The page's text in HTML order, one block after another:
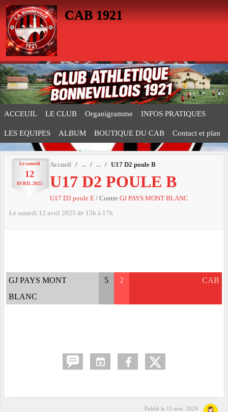
CAB 1921
ACCEUIL LE CLUB Organigramme INFOS PRATIQUES
LES EQUIPES ALBUM BOUTIQUE DU CAB Contact et plan
Le samedi
12
AVRIL 2025
Accueil U17 D2 poule B
U17 D2 POULE B
U17 D3 poule E / Contre GJ PAYS MONT BLANC
Le samedi 12 avril 2025 de 15h à 17h
GJ PAYS MONT
BLANC
5 2 CAB
Publié le 15 nov. 2024
Panneau de gestion des cookies